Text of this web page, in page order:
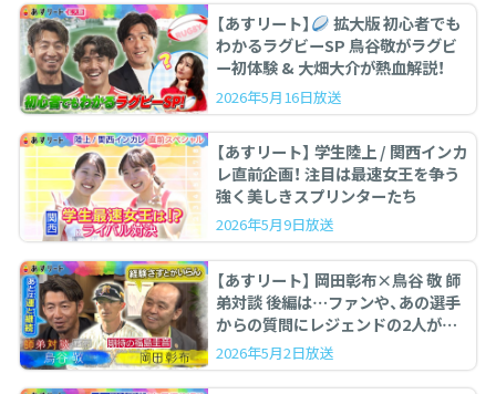
【あすリート】
拡大版 初心者でも
わかるラグビーSP 鳥谷敬がラグビ
ー初体験 & 大畑大介が熱血解説！
2026年5月16日放送
【あすリート】 学生陸上 / 関西インカ
レ直前企画！ 注目は最速女王を争う
強く美しきスプリンターたち
2026年5月9日放送
【あすリート】 岡田彰布×鳥谷 敬 師
弟対談 後編は…ファンや、あの選手
からの質問にレジェンドの2人が答
えます。
2026年5月2日放送